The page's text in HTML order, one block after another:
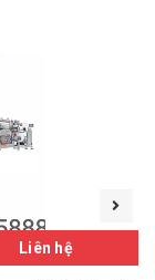
Liên hệ